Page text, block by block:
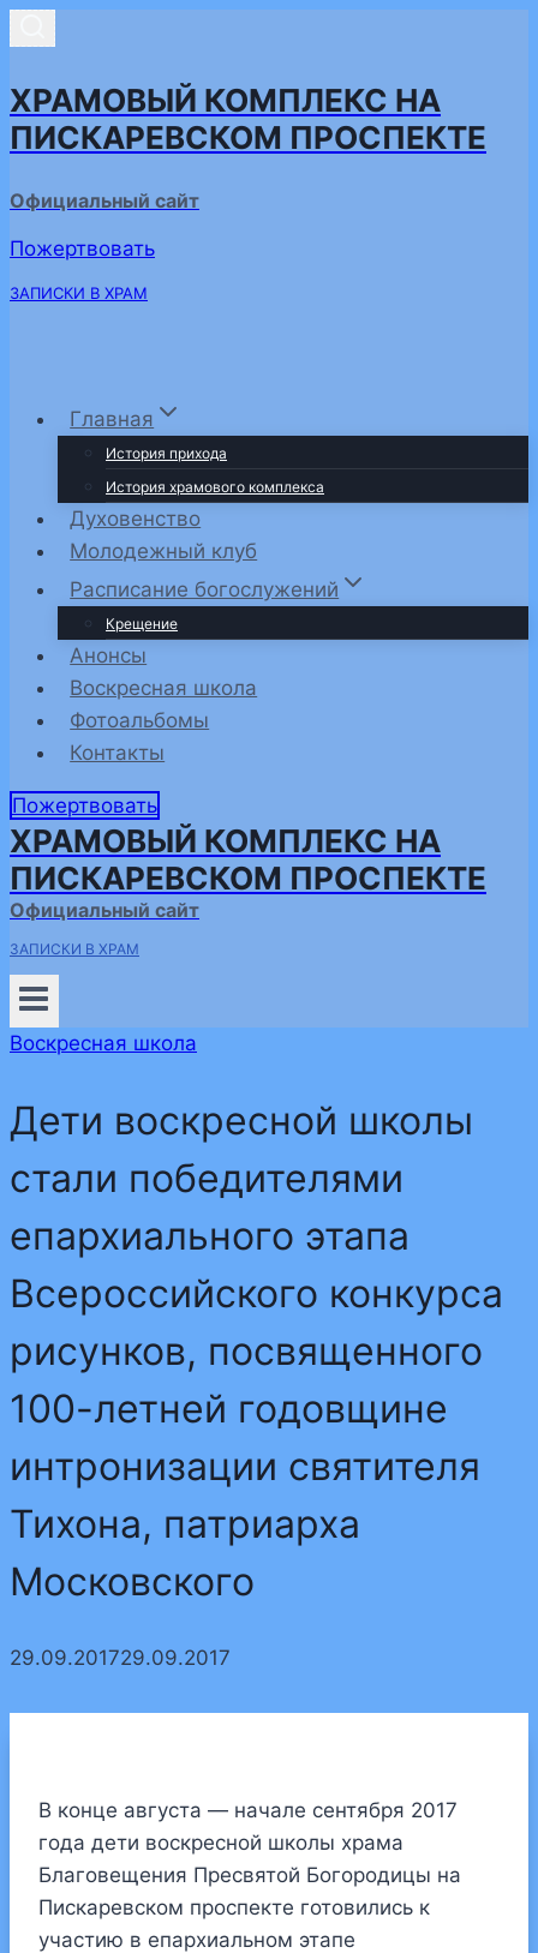
содержимому
ХРАМОВЫЙ КОМПЛЕКС НА
ПИСКАРЕВСКОМ ПРОСПЕКТЕ
Официальный сайт
Пожертвовать
ЗАПИСКИ В ХРАМ
Главная
История прихода
История храмового комплекса
Духовенство
Молодежный клуб
Расписание богослужений
Крещение
Анонсы
Воскресная школа
Фотоальбомы
Контакты
Пожертвовать
ХРАМОВЫЙ КОМПЛЕКС НА
ПИСКАРЕВСКОМ ПРОСПЕКТЕ
Официальный сайт
ЗАПИСКИ В ХРАМ
Воскресная школа
Дети воскресной школы
стали победителями
епархиального этапа
Всероссийского конкурса
рисунков, посвященного
100-летней годовщине
интронизации святителя
Тихона, патриарха
Московского
29.09.201729.09.2017
В конце августа — начале сентября 2017
года дети воскресной школы храма
Благовещения Пресвятой Богородицы на
Пискаревском проспекте готовились к
участию в епархиальном этапе